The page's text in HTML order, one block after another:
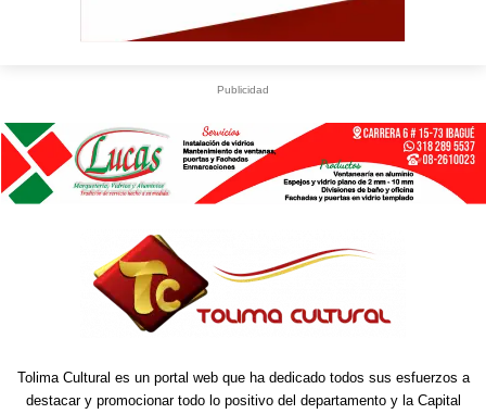
Publicidad
Tolima Cultural es un portal web que ha dedicado todos sus esfuerzos a
destacar y promocionar todo lo positivo del departamento y la Capital